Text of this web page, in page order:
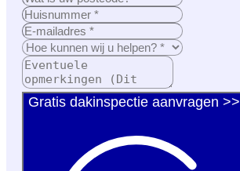
Gratis dakinspectie aanvragen >>